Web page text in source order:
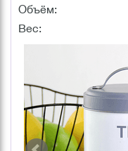
Объём:
Вес: